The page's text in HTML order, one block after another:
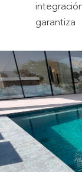
garantiza